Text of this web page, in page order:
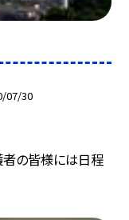
07/30
者の皆様には日程